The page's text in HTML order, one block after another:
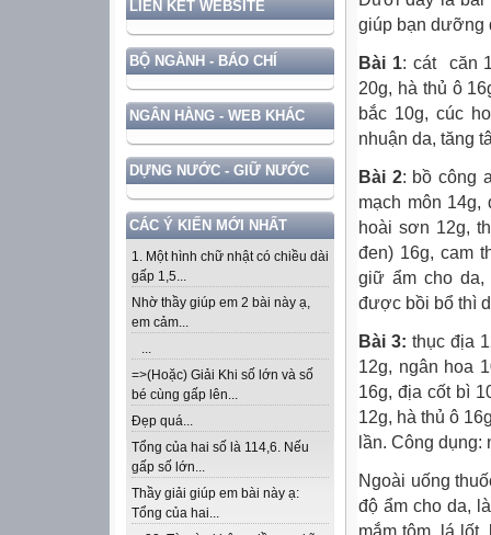
LIÊN KẾT WEBSITE
BỘ NGÀNH - BÁO CHÍ
NGÂN HÀNG - WEB KHÁC
DỰNG NƯỚC - GIỮ NƯỚC
CÁC Ý KIẾN MỚI NHẤT
1. Một hình chữ nhật có chiều dài
gấp 1,5...
Nhờ thầy giúp em 2 bài này ạ,
em cảm...
...
=>(Hoặc) Giải Khi số lớn và số
bé cùng gấp lên...
Đẹp quá...
Tổng của hai số là 114,6. Nếu
gấp số lớn...
Thầy giải giúp em bài này ạ:
Tổng của hai...
giúp bạn dưỡng
Bài 1: cát căn
20g, hà thủ ô
bắc 10g, cúc
nhuận da, tăng
Bài 2: bồ công
mạch môn
hoài sơn 12g,
đen) 16g, cam
giữ ẩm cho da,
được bồi bổ thì
Bài 3: thục địa
12g, ngân hoa
16g, địa cốt bì
12g, hà thủ ô
lần. Công
Ngoài uống
độ ẩm cho da,
mắm tôm, lá